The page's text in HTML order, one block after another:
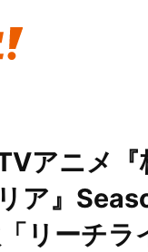
アニメ『
ア』
リーチラ